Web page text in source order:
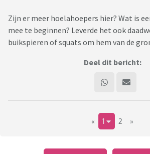
Zijn er meer hoelahoepers hier? Wat is
mee te beginnen? Leverde het ook
buikspieren of squats om hem van de
Deel dit bericht:
« 1 2 »